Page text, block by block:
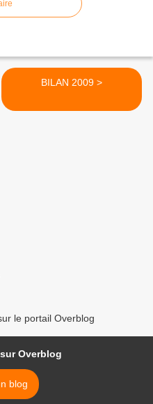
BILAN 2009 >
le portail Overblog
Overblog
blog